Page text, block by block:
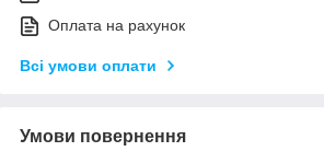
Оплата на рахунок
Всі умови оплати
Умови повернення